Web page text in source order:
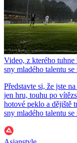
Video, z kterého
sny mladého talentu
Představte si, že jste
jen hru, touhu po
hotové peklo a dějiště
sny mladého talentu